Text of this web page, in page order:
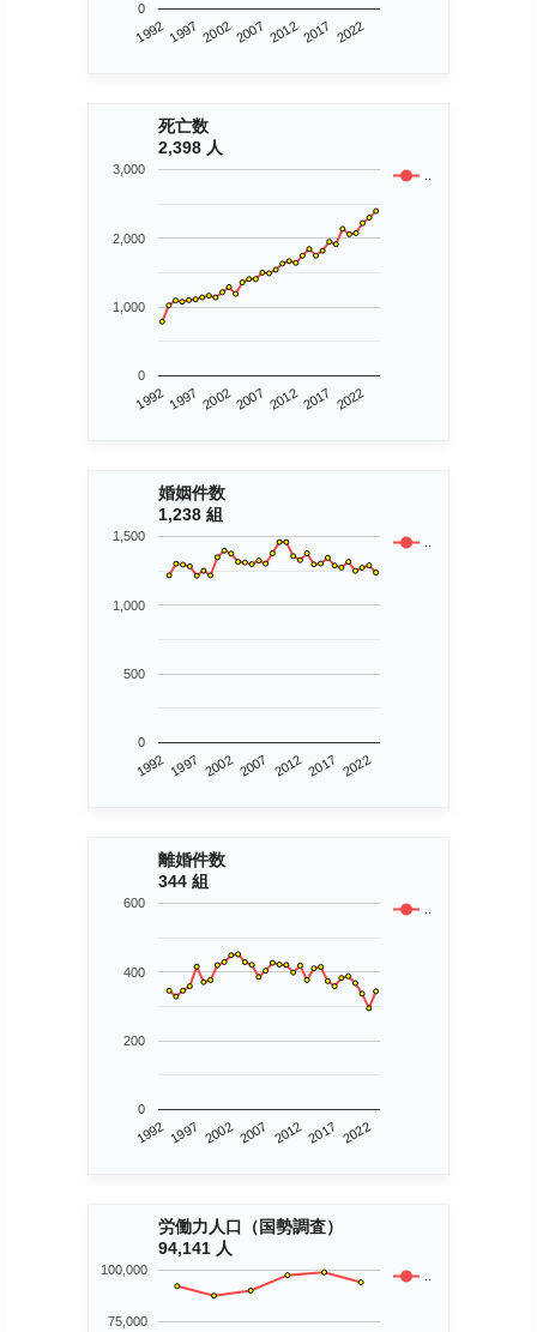
1992 1997 20022007 20122017 2022
0
死亡数
2,398 人
..
1992 1997 20022007 20122017 2022
0
1,000
2,000
3,000
婚姻件数
1,238 組
..
1992 1997 2002 2007 2012 2017 2022
0
500
1,000
1,500
離婚件数
344 組
..
1992 1997 2002 2007 2012 2017 2022
0
200
400
600
労働力人口（国勢調査）
94,141 人
..
75,000
100,000